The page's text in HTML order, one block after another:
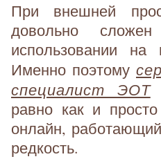
При внешней
довольно
использовании на
Именно поэтому
специалист ЭОТ
равно как и
онлайн,
редкость.